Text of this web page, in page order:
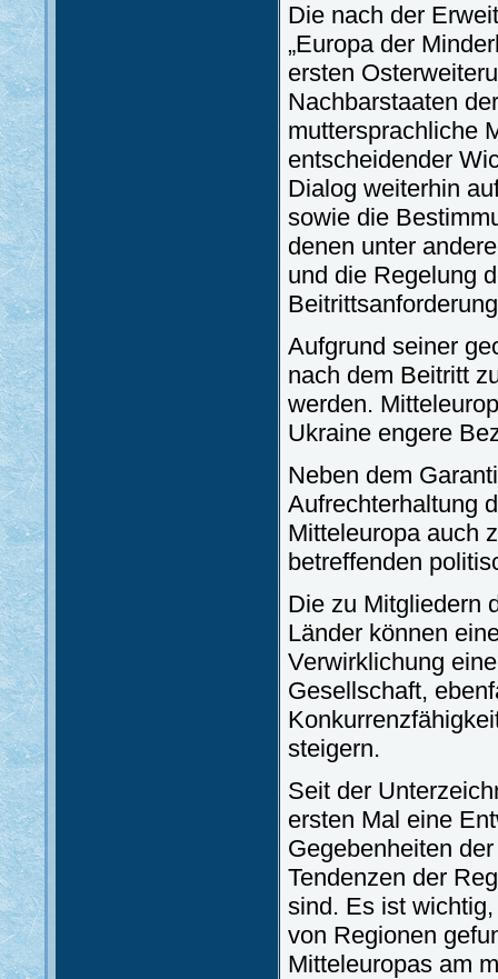
Die nach der
„Europa der
ersten
Nachbarstaaten
muttersprachliche
entscheidender
Dialog weiterhin
sowie die
denen unter
und die Regelung
Aufgrund seiner
nach dem Beitritt
werden.
Ukraine engere
Neben dem
Aufrechterhaltung
Mitteleuropa auch
betreffenden
Die zu Mitgliedern
Länder können
Verwirklichung
Gesellschaft,
steigern.
Seit der
ersten Mal eine
Gegebenheiten
Tendenzen der
sind. Es ist
von Regionen
Mitteleuropas am